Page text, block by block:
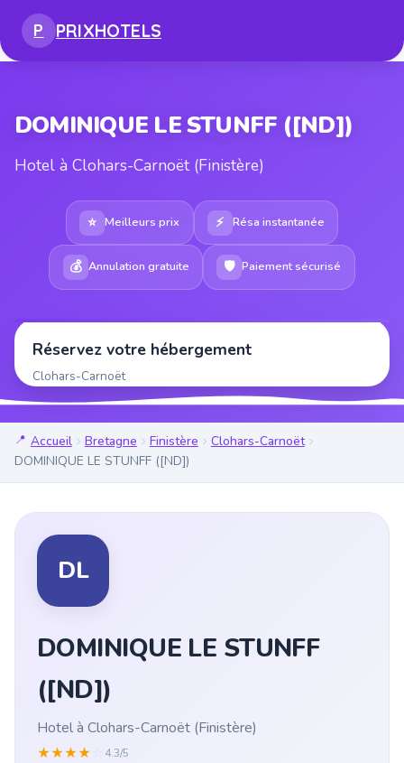
P PRIXHOTELS
DOMINIQUE LE STUNFF ([ND])
Hotel à Clohars-Carnoët (Finistère)
⭐ Meilleurs prix ⚡ Résa instantanée
💰 Annulation gratuite 🛡 Paiement sécurisé
Réservez votre hébergement
Clohars-Carnoët
Accueil Bretagne Finistère
Clohars-Carnoët
DOMINIQUE LE STUNFF ([ND])
DL
DOMINIQUE LE STUNFF
([ND])
Hotel à Clohars-Carnoët (Finistère)
★★★★ 4.3/5